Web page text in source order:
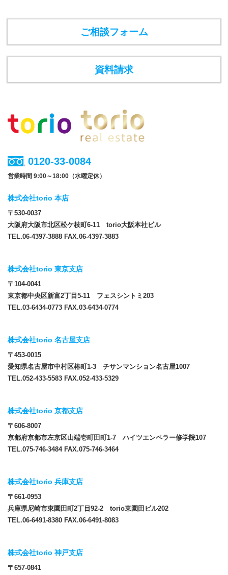
ご相談フォーム
資料請求
0120-33-0084
営業時間 9:00～18:00（水曜定休）
株式会社torio 本店
〒530-0037
大阪府大阪市北区松ケ枝町6-11 torio大阪本社ビル
TEL.06-4397-3888 FAX.06-4397-3883
株式会社torio 東京支店
〒104-0041
東京都中央区新富2丁目5-11 フェスシントミ203
TEL.03-6434-0773 FAX.03-6434-0774
株式会社torio 名古屋支店
〒453-0015
愛知県名古屋市中村区椿町1-3 チサンマンション名古屋1007
TEL.052-433-5583 FAX.052-433-5329
株式会社torio 京都支店
〒606-8007
京都府京都市左京区山端壱町田町1-7 ハイツエンペラー修学院107
TEL.075-746-3484 FAX.075-746-3464
株式会社torio 兵庫支店
〒661-0953
兵庫県尼崎市東園田町2丁目92-2 torio東園田ビル202
TEL.06-6491-8380 FAX.06-6491-8083
株式会社torio 神戸支店
〒657-0841